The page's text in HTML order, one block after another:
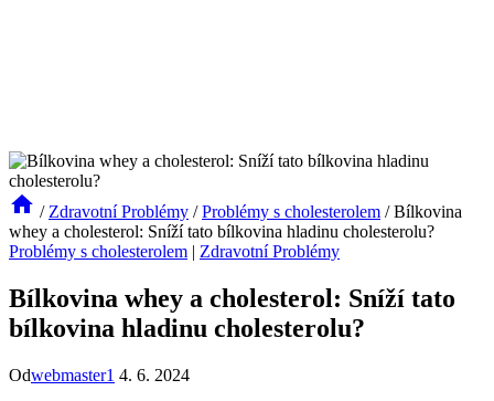
/ Zdravotní Problémy / Problémy s cholesterolem / Bílkovina
whey a cholesterol: Sníží tato bílkovina hladinu cholesterolu?
Problémy s cholesterolem | Zdravotní Problémy
Bílkovina whey a cholesterol: Sníží tato
bílkovina hladinu cholesterolu?
Odwebmaster1 4. 6. 2024